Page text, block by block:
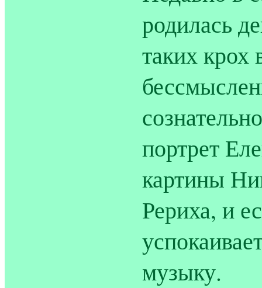
родилась
таких крох
портрет
картины
Рериха, и
музыку.